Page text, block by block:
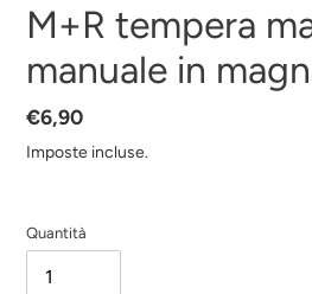
M+R tempera
manuale in
Prezzo
di
€6,90
Imposte incluse.
Quantità